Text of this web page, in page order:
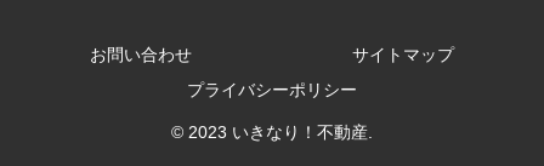
お問い合わせ
サイトマップ
プライバシーポリシー
© 2023 いきなり！不動産.